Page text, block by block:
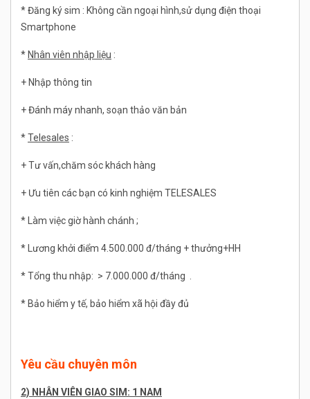
* Đăng ký sim : Không cần ngoại hình,sử dụng điện thoại
Smartphone
* Nhân viên nhập liệu :
+ Nhập thông tin
+ Đánh máy nhanh, soạn thảo văn bản
*Telesales :
+ Tư vấn,chăm sóc khách hàng
+ Ưu tiên các bạn có kinh nghiệm TELESALES
* Làm việc giờ hành chánh ;
* Lương khởi điểm 4.500.000 đ/tháng + thưởng+HH
* Tổng thu nhập: > 7.000.000 đ/tháng .
* Bảo hiểm y tế, bảo hiểm xã hội đầy đủ
Yêu cầu chuyên môn
2) NHÂN VIÊN GIAO SIM: 1 NAM